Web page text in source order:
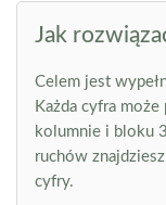
Jak
Celem jest
Każda cyfra
kolumnie i bloku
ruchów
cyfry.